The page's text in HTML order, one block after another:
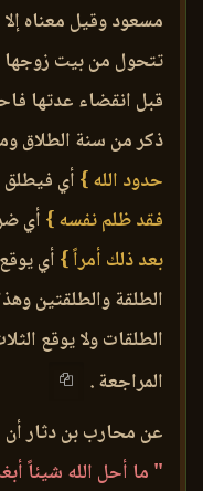
مسعود وقيل معناه
تتحول من بيت زوجها
قبل انقضاء عدتها
ذكر من سنة الطلاق
حدود الله } أي فيطلق
فقد ظلم نفسه }أي
بعد ذلك أمراً } أي
الطلقة والطلقتين
الطلقات ولا يوقع
المراجعة .
عن محارب بن دثار أن
" ما أحل الله شيئاً